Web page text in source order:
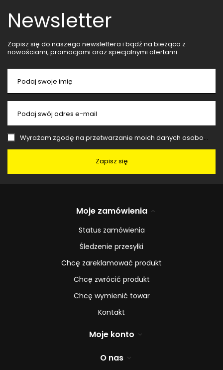
Newsletter
Zapisz się do naszego newslettera i bądź na bieżąco z
nowościami, promocjami oraz specjalnymi ofertami.
Podaj swoje imię
Podaj swój adres e-mail
Wyrażam zgodę na przetwarzanie moich danych osobowych (adres e-mail) na potrzeby wysyłki newslettera z informacją handlową (marketing). Więcej w
Zapisz się
Moje zamówienia
Status zamówienia
Śledzenie przesyłki
Chcę zareklamować produkt
Chcę zwrócić produkt
Chcę wymienić towar
Kontakt
Moje konto
O nas